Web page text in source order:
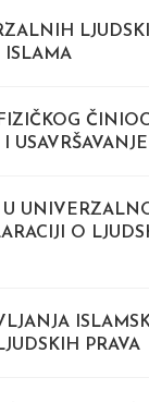
ISLAMA
USAVRŠAVANJE
O
PRAVA